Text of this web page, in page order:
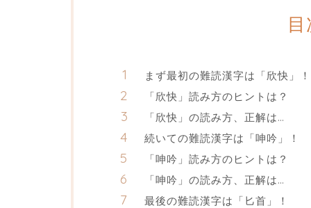
目
まず最初の難読漢字は「欣快」！
「欣快」読み方のヒントは？
「欣快」の読み方、正解は…
続いての難読漢字は「呻吟」！
「呻吟」読み方のヒントは？
「呻吟」の読み方、正解は…
最後の難読漢字は「匕首」！